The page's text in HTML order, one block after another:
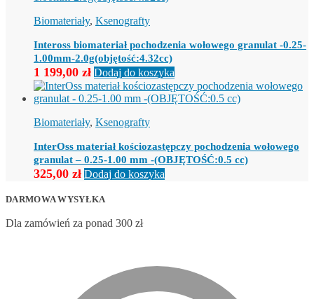
Biomateriały, Ksenografty
Inteross biomateriał pochodzenia wołowego granulat -0.25-
1.00mm-2.0g(objętość:4.32cc)
1 199,00 zł Dodaj do koszyka
Biomateriały, Ksenografty
InterOss materiał kościozastępczy pochodzenia wołowego
granulat – 0.25-1.00 mm -(OBJĘTOŚĆ:0.5 cc)
325,00 zł Dodaj do koszyka
DARMOWA WYSYŁKA
Dla zamówień za ponad 300 zł